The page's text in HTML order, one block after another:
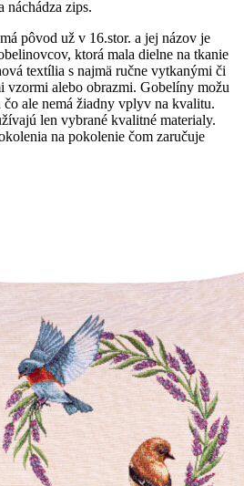
náchádza zips.
pôvod už v 16.stor. a jej názov je
ktorá mala dielne na tkanie
textília s najmä ručne vytkanými či
vzormi alebo obrazmi. Gobelíny možu
ale nemá žiadny vplyv na kvalitu.
len vybrané kvalitné materialy.
na pokolenie čom zaručuje